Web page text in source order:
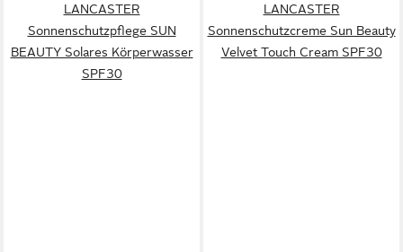
LANCASTER
Sonnenschutzpflege SUN
BEAUTY Solares Körperwasser
SPF30
LANCASTER
Sonnenschutzcreme Sun Beauty
Velvet Touch Cream SPF30